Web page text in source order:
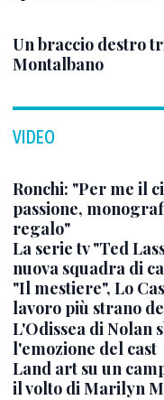
Un braccio destro
Montalbano
VIDEO
Ronchi: "Per me il
passione,
regalo"
La serie tv "Ted
nuova squadra di
"Il mestiere", Lo
lavoro più strano
L'Odissea di Nolan
l'emozione del cast
Land art su un
il volto di Marilyn